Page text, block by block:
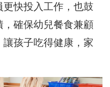
更快投入工作，也鼓
確保幼兒餐食兼顧
孩子吃得健康，家